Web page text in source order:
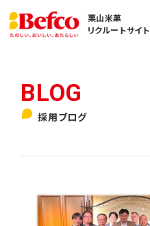
栗山米菓
リクルートサイト
採用ブログ